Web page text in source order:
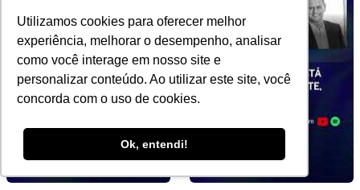
Utilizamos cookies para oferecer melhor
experiência, melhorar o desempenho, analisar
como você interage em nosso site e
personalizar conteúdo. Ao utilizar este site, você
concorda com o uso de cookies.
Ok, entendi!